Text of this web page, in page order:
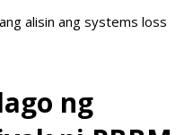
alisin ang systems loss
ng